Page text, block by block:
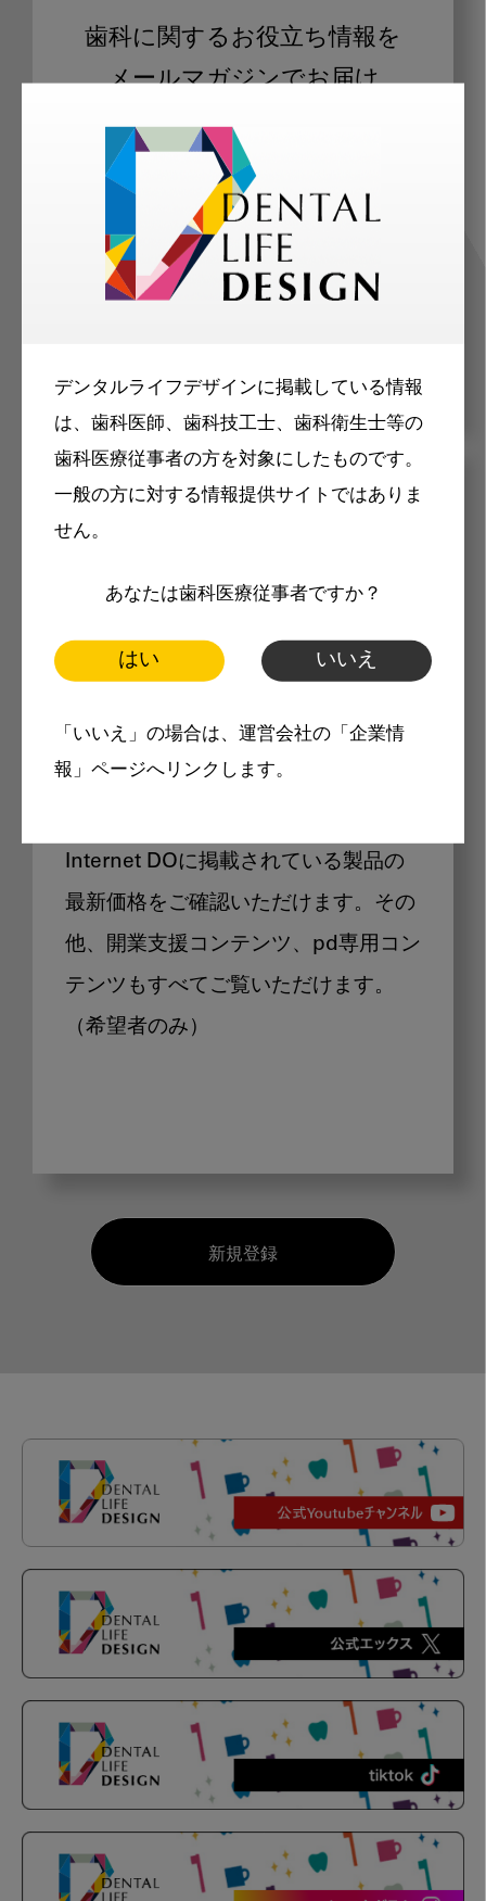
デンタルライフデザインに掲載している情報
は、歯科医師、歯科技工士、歯科衛生士等の
歯科医療従事者の方を対象にしたものです。
一般の方に対する情報提供サイトではありま
せん。
あなたは歯科医療従事者ですか？
はい いいえ
「いいえ」の場合は、運営会社の「企業情
報」ページへリンクします。
歯科に関するお役立ち情報を
メールマガジンでお届け
ご登録いただいた職種（歯科医師、歯
科衛生士、歯科技工士）に合わせた内
容のメールマガジンをお届けします。
メリット
製品価格も閲覧可能
Internet DOに掲載されている製品の
最新価格をご確認いただけます。その
他、開業支援コンテンツ、pd専用コン
テンツもすべてご覧いただけます。
（希望者のみ）
新規登録